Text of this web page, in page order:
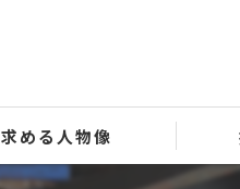
求める人物像